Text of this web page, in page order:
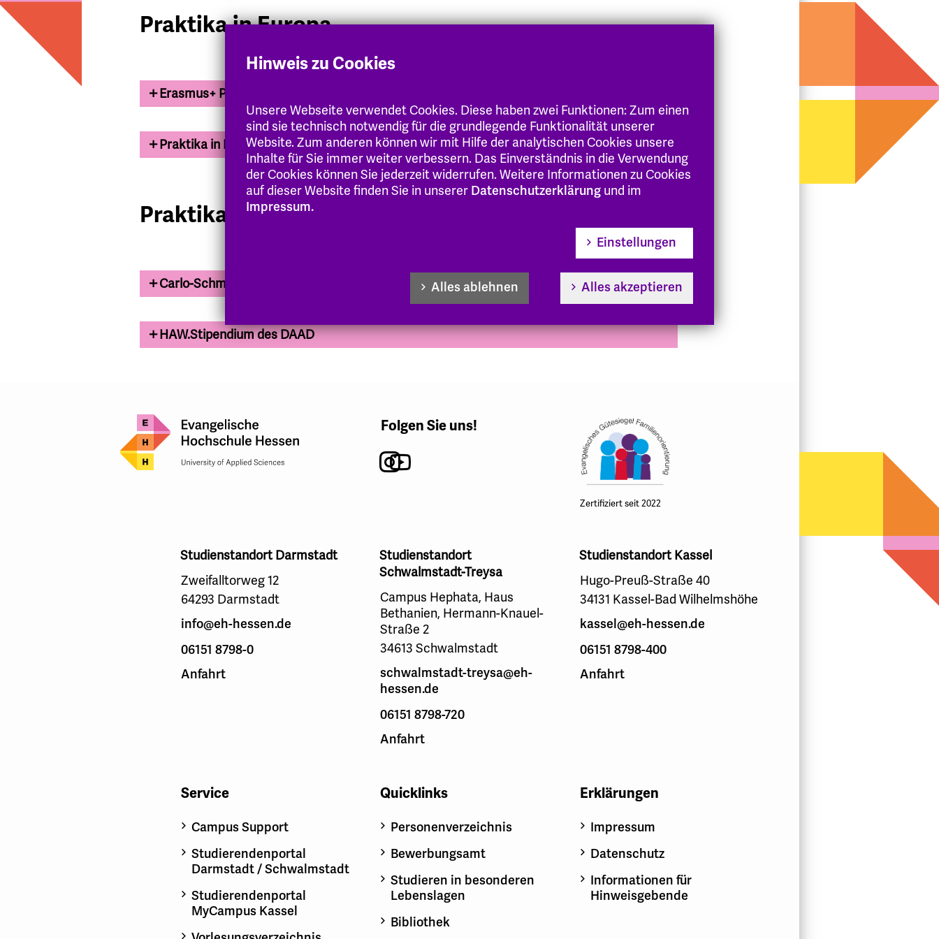
Praktika in Europa
Erasmus+ Praktika
Praktika in EU-Institutionen
Praktika weltweit
Carlo-Schmid-Programm (CPS)
HAW.Stipendium des DAAD
Folgen Sie uns!
Instagram
Youtube
Zertifiziert seit 2022
Studienstandort Darmstadt
Zweifalltorweg 12
64293 Darmstadt
info@eh-hessen.de
06151 8798-0
Anfahrt
Studienstandort
Schwalmstadt-Treysa
Campus Hephata, Haus
Bethanien, Hermann-Knauel-
Straße 2
34613 Schwalmstadt
schwalmstadt-treysa@eh-
hessen.de
06151 8798-720
Anfahrt
Studienstandort Kassel
Hugo-Preuß-Straße 40
34131 Kassel-Bad Wilhelmshöhe
kassel@eh-hessen.de
06151 8798-400
Anfahrt
Service
Campus Support
Studierendenportal
Darmstadt / Schwalmstadt
Studierendenportal
MyCampus Kassel
Quicklinks
Personenverzeichnis
Bewerbungsamt
Studieren in besonderen
Lebenslagen
Bibliothek
Erklärungen
Impressum
Datenschutz
Informationen für
Hinweisgebende
Hinweis zu Cookies
Unsere Webseite verwendet Cookies. Diese haben zwei Funktionen: Zum einen
sind sie technisch notwendig für die grundlegende Funktionalität unserer
Website. Zum anderen können wir mit Hilfe der analytischen Cookies unsere
Inhalte für Sie immer weiter verbessern. Das Einverständnis in die Verwendung
der Cookies können Sie jederzeit widerrufen. Weitere Informationen zu Cookies
auf dieser Website finden Sie in unserer Datenschutzerklärung und im
Impressum.
Einstellungen
Alles ablehnen Alles akzeptieren